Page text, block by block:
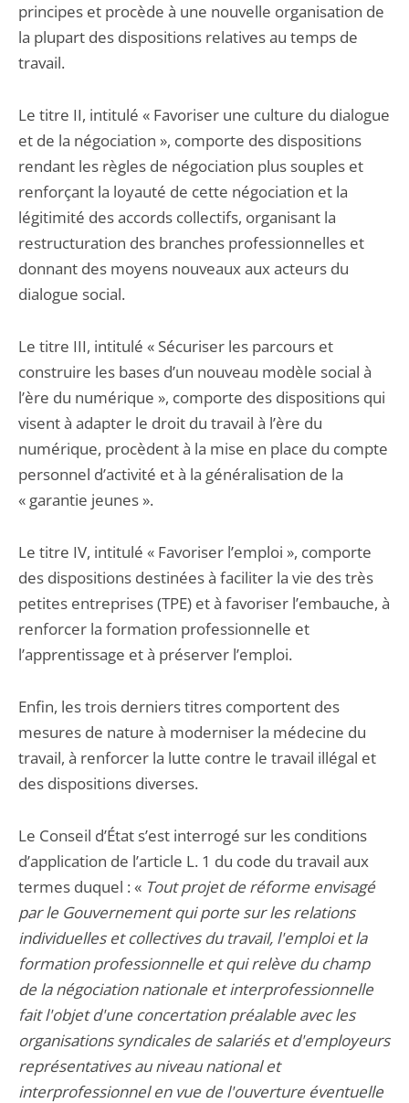
principes et procède à une nouvelle organisation de
la plupart des dispositions relatives au temps de
travail.
Le titre II, intitulé « Favoriser une culture du dialogue
et de la négociation », comporte des dispositions
rendant les règles de négociation plus souples et
renforçant la loyauté de cette négociation et la
légitimité des accords collectifs, organisant la
restructuration des branches professionnelles et
donnant des moyens nouveaux aux acteurs du
dialogue social.
Le titre III, intitulé « Sécuriser les parcours et
construire les bases d’un nouveau modèle social à
l’ère du numérique », comporte des dispositions qui
visent à adapter le droit du travail à l’ère du
numérique, procèdent à la mise en place du compte
personnel d’activité et à la généralisation de la
« garantie jeunes ».
Le titre IV, intitulé « Favoriser l’emploi », comporte
des dispositions destinées à faciliter la vie des très
petites entreprises (TPE) et à favoriser l’embauche, à
renforcer la formation professionnelle et
l’apprentissage et à préserver l’emploi.
Enfin, les trois derniers titres comportent des
mesures de nature à moderniser la médecine du
travail, à renforcer la lutte contre le travail illégal et
des dispositions diverses.
Le Conseil d’État s’est interrogé sur les conditions
d’application de l’article L. 1 du code du travail aux
termes duquel : « Tout projet de réforme envisagé
par le Gouvernement qui porte sur les relations
individuelles et collectives du travail, l'emploi et la
formation professionnelle et qui relève du champ
de la négociation nationale et interprofessionnelle
fait l'objet d'une concertation préalable avec les
organisations syndicales de salariés et d'employeurs
représentatives au niveau national et
interprofessionnel en vue de l'ouverture éventuelle